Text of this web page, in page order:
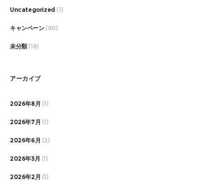
Uncategorized (1)
キャンペーン(80)
未分類(18)
アーカイブ
2026年8月 (1)
2026年7月 (1)
2026年6月 (2)
2026年3月 (1)
2026年2月 (1)